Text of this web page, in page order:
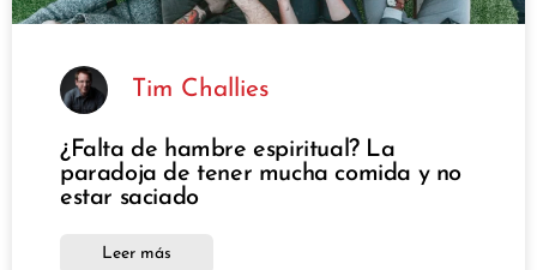
Tim Challies
¿Falta de hambre espiritual? La
paradoja de tener mucha comida y no
estar saciado
Leer más